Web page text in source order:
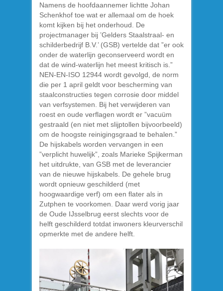
Namens de hoofdaannemer lichtte Johan
Schenkhof toe wat er allemaal om de hoek
komt kijken bij het onderhoud. De
projectmanager bij ’Gelders Staalstraal- en
schilderbedrijf B.V.’ (GSB) vertelde dat ”er ook
onder de waterlijn geconserveerd wordt en
dat de wind-waterlijn het meest kritisch is.”
NEN-EN-ISO 12944 wordt gevolgd, de norm
die per 1 april geldt voor bescherming van
staalconstructies tegen corrosie door middel
van verfsystemen. Bij het verwijderen van
roest en oude verflagen wordt er ”vacuüm
gestraald (en niet met slijptollen bijvoorbeeld)
om de hoogste reinigingsgraad te behalen.”
De hijskabels worden vervangen in een
”verplicht huwelijk”, zoals Marieke Spijkerman
het uitdrukte, van GSB met de leverancier
van de nieuwe hijskabels. De gehele brug
wordt opnieuw geschilderd (met
hoogwaardige verf) om een flater als in
Zutphen te voorkomen. Daar werd vorig jaar
de Oude IJsselbrug eerst slechts voor de
helft geschilderd totdat inwoners kleurverschil
opmerkte met de andere helft.